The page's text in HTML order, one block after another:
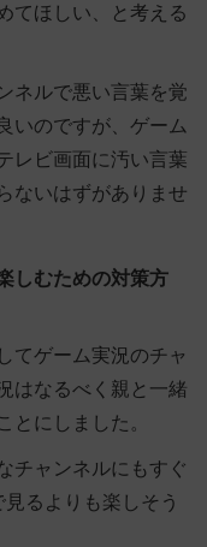
てほしい、と考える
ネルで悪い言葉を覚
いのですが、ゲーム
レビ画面に汚い言葉
ないはずがありませ
しむための対策方
てゲーム実況のチャ
はなるべく親と一緒
とにしました。
チャンネルにもすぐ
るよりも楽しそう